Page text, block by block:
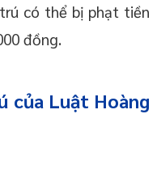
có thể bị phạt tiền
đồng.
của Luật Hoàng